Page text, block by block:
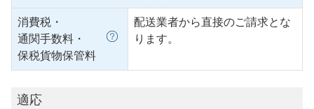
消費税・
通関手数料・
保税貨物保管料
配送業者から直接のご請求とな
ります。
適応